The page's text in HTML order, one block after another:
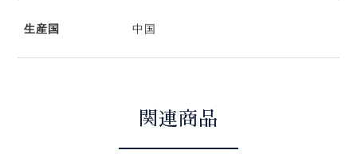
生産国 中国
関連商品